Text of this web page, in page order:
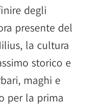
degli
presente del
la cultura
storico e
maghi e
per la prima